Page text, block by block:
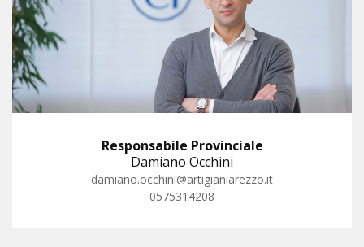
Responsabile Provinciale
Damiano Occhini
damiano.occhini@artigianiarezzo.it
0575314208